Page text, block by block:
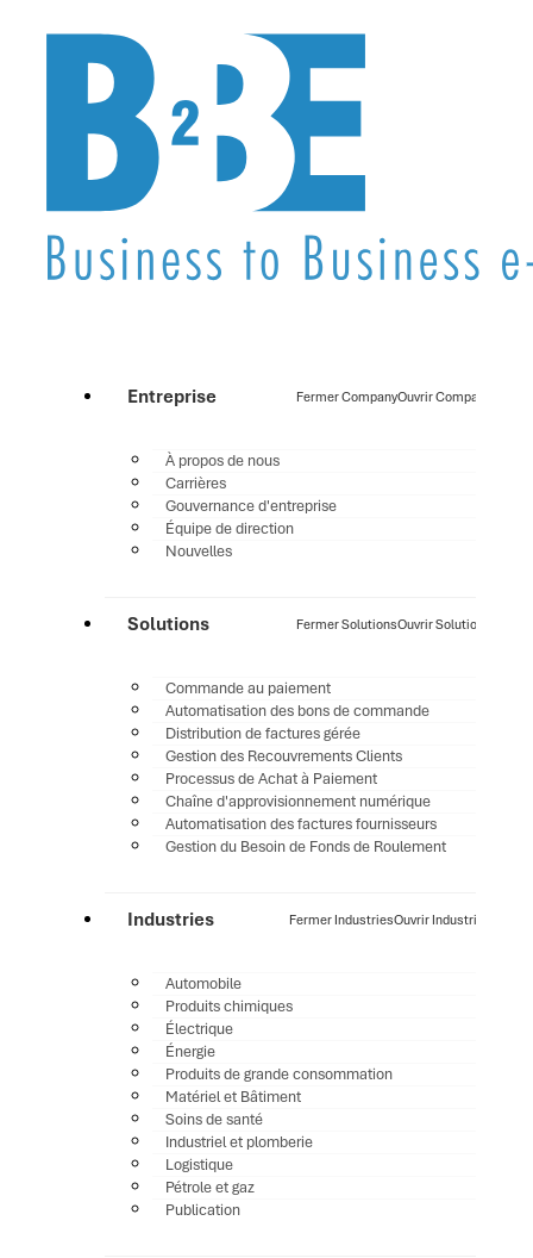
Entreprise Fermer CompanyOuvrir Company
À propos de nous
Carrières
Gouvernance d'entreprise
Équipe de direction
Nouvelles
Solutions Fermer SolutionsOuvrir Solutions
Commande au paiement
Automatisation des bons de commande
Distribution de factures gérée
Gestion des Recouvrements Clients
Processus de Achat à Paiement
Chaîne d'approvisionnement numérique
Automatisation des factures fournisseurs
Gestion du Besoin de Fonds de Roulement
Industries Fermer IndustriesOuvrir Industries
Automobile
Produits chimiques
Électrique
Énergie
Produits de grande consommation
Matériel et Bâtiment
Soins de santé
Industriel et plomberie
Logistique
Pétrole et gaz
Publication